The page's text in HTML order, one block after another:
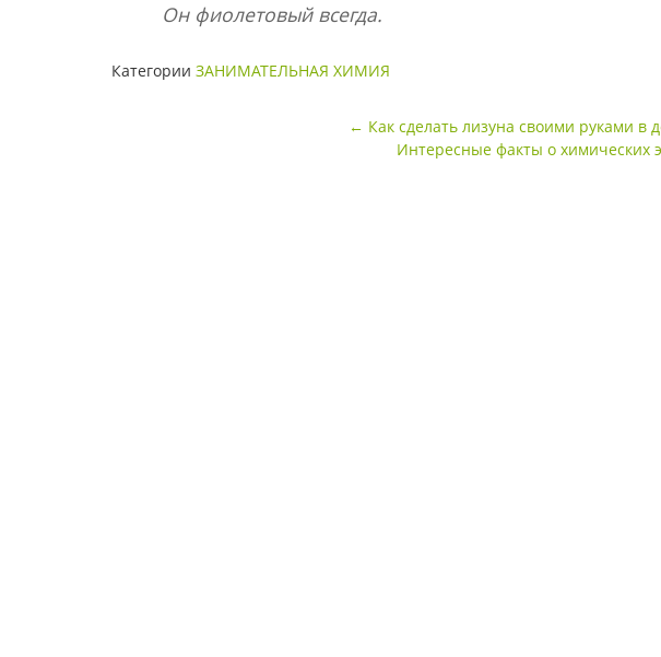
Он фиолетовый всегда.
Категории ЗАНИМАТЕЛЬНАЯ ХИМИЯ
← Как сделать лизуна своими руками в
Интересные факты о химических